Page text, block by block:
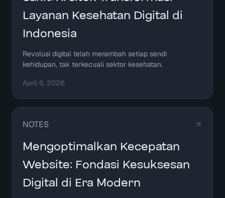
Layanan Kesehatan Digital di
Indonesia
Revolusi digital telah merambah setiap sendi
kehidupan, tak terkecuali sektor kesehatan.
April 6, 2026
NOTES
Mengoptimalkan Kecepatan
Website: Fondasi Kesuksesan
Digital di Era Modern